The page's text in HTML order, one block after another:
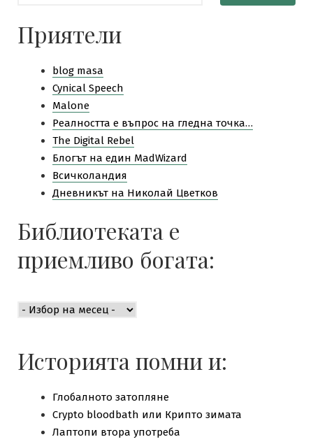
Приятели
blog masa
Cynical Speech
Malone
Pеалността е въпрос на гледна точка…
The Digital Rebel
Блогът на един MadWizard
Всичколандия
Дневникът на Николай Цветков
Библиотеката е
приемливо богата:
Историята помни и:
Глобалното затопляне
Crypto bloodbath или Крипто зимата
Лаптопи втора употреба